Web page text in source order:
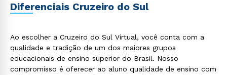
Diferenciais Cruzeiro do Sul
Ao escolher a Cruzeiro do Sul Virtual, você conta com a
qualidade e tradição de um dos maiores grupos
educacionais de ensino superior do Brasil. Nosso
compromisso é oferecer ao aluno qualidade de ensino com